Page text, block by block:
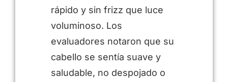
rápido y sin frizz que luce
voluminoso. Los
evaluadores notaron que su
cabello se sentía suave y
saludable, no despojado o